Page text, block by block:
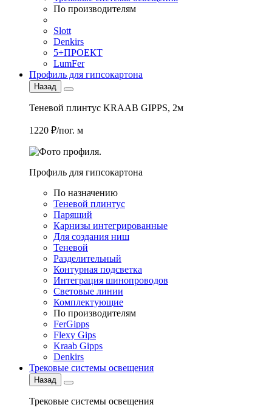
По производителям
Slott
Denkirs
5+ПРОЕКТ
LumFer
Профиль для гипсокартона
Назад
Теневой плинтус KRAAB GIPPS, 2м
1220 ₽/пог. м
Профиль для гипсокартона
По назначению
Теневой плинтус
Парящий
Карнизы интегрированные
Для создания ниш
Теневой
Разделительный
Контурная подсветка
Интеграция шинопроводов
Световые линии
Комплектующие
По производителям
FerGipps
Flexy Gips
Kraab Gipps
Denkirs
Трековые системы освещения
Назад
Трековые системы освещения